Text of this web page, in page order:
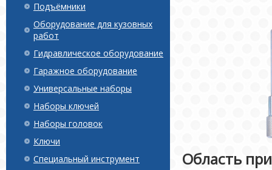
Подъёмники
Оборудование для кузовных
работ
Гидравлическое оборудование
Гаражное оборудование
Универсальные наборы
Наборы ключей
Наборы головок
Ключи
Специальный инструмент
Область